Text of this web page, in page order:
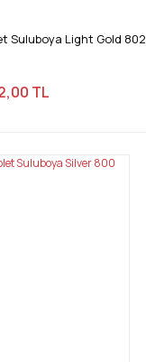
Suluboya Light Gold 802
TL